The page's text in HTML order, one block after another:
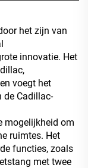
het zijn van
innovatie. Het
voegt het
de Cadillac-
mogelijkheid om
ruimtes. Het
functies, zoals
met twee